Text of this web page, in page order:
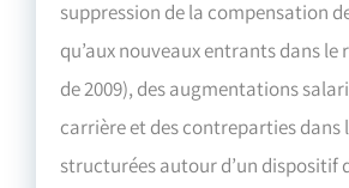
suppression de la compensation
qu’aux nouveaux entrants dans
de 2009), des augmentations
carrière et des contreparties dans
structurées autour d’un dispositif